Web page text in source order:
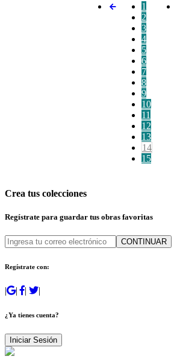
1
2
3
4
5
6
7
8
9
10
11
12
13
14
15
Crea tus colecciones
Regístrate para guardar tus obras favoritas
CONTINUAR
Regístrate con:
| | | |
¿Ya tienes cuenta?
Iniciar Sesión